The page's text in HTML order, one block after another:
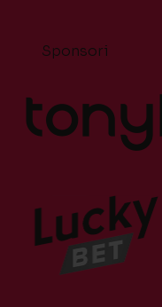
Sponsori